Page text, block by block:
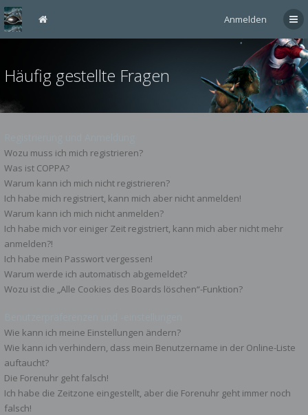
Anmelden
Häufig gestellte Fragen
Wozu muss ich mich registrieren?
Was ist COPPA?
Warum kann ich mich nicht registrieren?
Ich habe mich registriert, kann mich aber nicht anmelden!
Warum kann ich mich nicht anmelden?
Ich habe mich vor einiger Zeit registriert, kann mich aber nicht mehr
anmelden?!
Ich habe mein Passwort vergessen!
Warum werde ich automatisch abgemeldet?
Wozu ist die „Alle Cookies des Boards löschen“-Funktion?
Wie kann ich meine Einstellungen ändern?
Wie kann ich verhindern, dass mein Benutzername in der Online-Liste
auftaucht?
Die Forenuhr geht falsch!
Ich habe die Zeitzone eingestellt, aber die Forenuhr geht immer noch
falsch!